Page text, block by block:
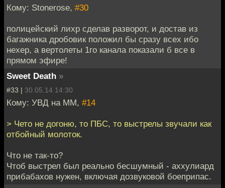
Кому: Stonerose, #30
полицейский лихр сделав разворот, и достав из
багажника дробовик положил бы сразу всех ибо
нехер, а вертолеты 1го канала показали б все в
прямом эфире!
Sweet Death »
#33 | 30.05.14 14:30
Кому: УВД на ММ, #14
> Чето не догоню, то ПБС, то выстрелы звучали как
отбойный молоток.
Что не так-то?
Чтоб выстрел был реально бесшумный - аххулиард
прибабахов нужен, включая дозвуковой боеприпас.